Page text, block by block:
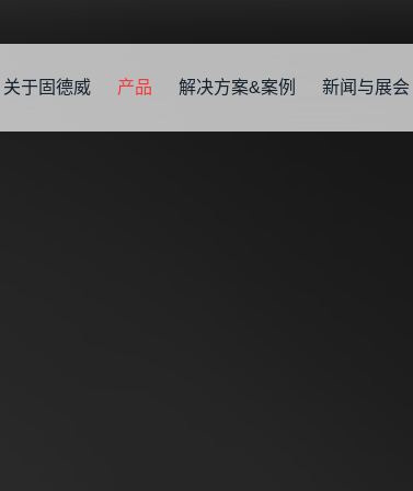
关于固德威 产品 解决方案&案例 新闻与展会